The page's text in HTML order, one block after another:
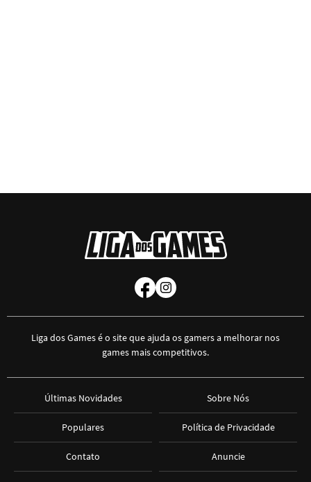
Liga dos Games é o site que ajuda os gamers a melhorar nos
games mais competitivos.
Últimas Novidades
Populares
Contato
Sobre Nós
Política de Privacidade
Anuncie